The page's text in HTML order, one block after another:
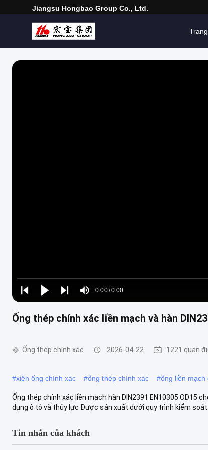
Jiangsu Hongbao Group Co., Ltd.
Play
Play
Play
Mute
Time
0:00/0:00
Loaded:
0%
Ống thép chính xác liền mạch và hàn
Ống thép chính xác 2026-04-22 1221 quan
#xiên ống chính xác #ống thép chính xác #ống liền mạch
Ống thép chính xác liền mạch hàn DIN2391 EN10305 OD15
dụng ô tô và thủy lực Được sản xuất dưới quy trình kiểm soát
Tin nhắn của khách